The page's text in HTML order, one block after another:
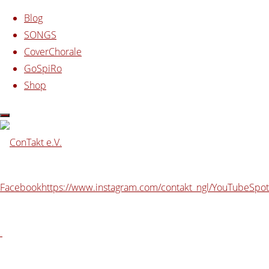
Zum Inhalt springen
Blog
SONGS
CoverChorale
GoSpiRo
Shop
Facebookhttps://www.instagram.com/contakt_ngl/YouTube
Start